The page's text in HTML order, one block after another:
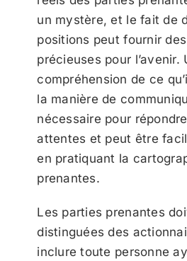
un mystère, et le fait de
positions peut fournir
précieuses pour l’avenir.
compréhension de ce
la manière de
nécessaire pour
attentes et peut être
en pratiquant la
prenantes.
Les parties prenantes
distinguées des
inclure toute personne